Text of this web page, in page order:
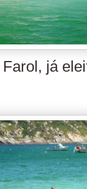
já